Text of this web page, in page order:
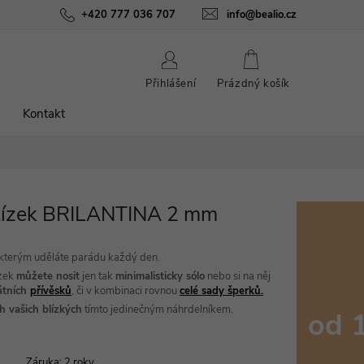
+420 777 036 707 info@bealio.cz
Podmínky ochrany osobních údajů O nás Péče o šperky
Přihlášení
NÁKUPNÍ
Prázdný košík
Kontakt
BRILANTINA 2 mm
uděláte parádu každý den.
můžete nosit jen tak minimalisticky sólo nebo si na něj
přívěsků, či v kombinaci rovnou celé sady šperků.
vašich blízkých tímto jedinečným náhrdelníkem. od